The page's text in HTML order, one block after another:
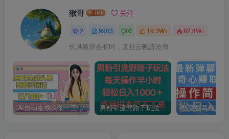
猴哥 关注
2 9903 0 19.3W+ 82.8W+
长风破浪会有时，直挂云帆济沧海
AI自动生成头条，三天必起号，三分钟轻松发布内容，复制粘贴，保姆级教… 男粉引流野路子玩法，每天操作半小时轻松日入1000＋，流量根本停不下来